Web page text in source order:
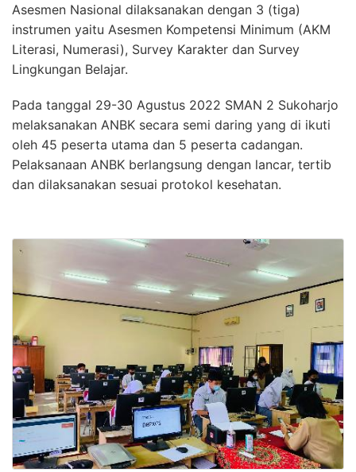
Asesmen Nasional dilaksanakan dengan 3 (tiga)
instrumen yaitu Asesmen Kompetensi Minimum (AKM
Literasi, Numerasi), Survey Karakter dan Survey
Lingkungan Belajar.
Pada tanggal 29-30 Agustus 2022 SMAN 2 Sukoharjo
melaksanakan ANBK secara semi daring yang di ikuti
oleh 45 peserta utama dan 5 peserta cadangan.
Pelaksanaan ANBK berlangsung dengan lancar, tertib
dan dilaksanakan sesuai protokol kesehatan.